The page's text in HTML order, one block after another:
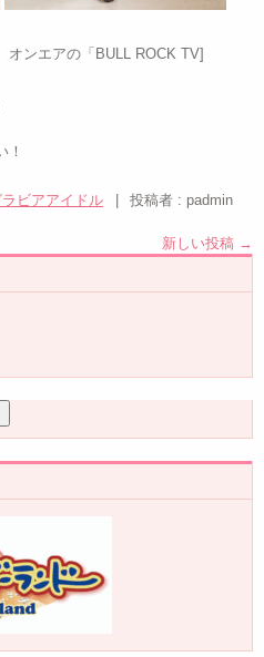
ンエアの「BULL ROCK TV]
！
ラビアアイドル 投稿者 : padmin
新しい投稿 →